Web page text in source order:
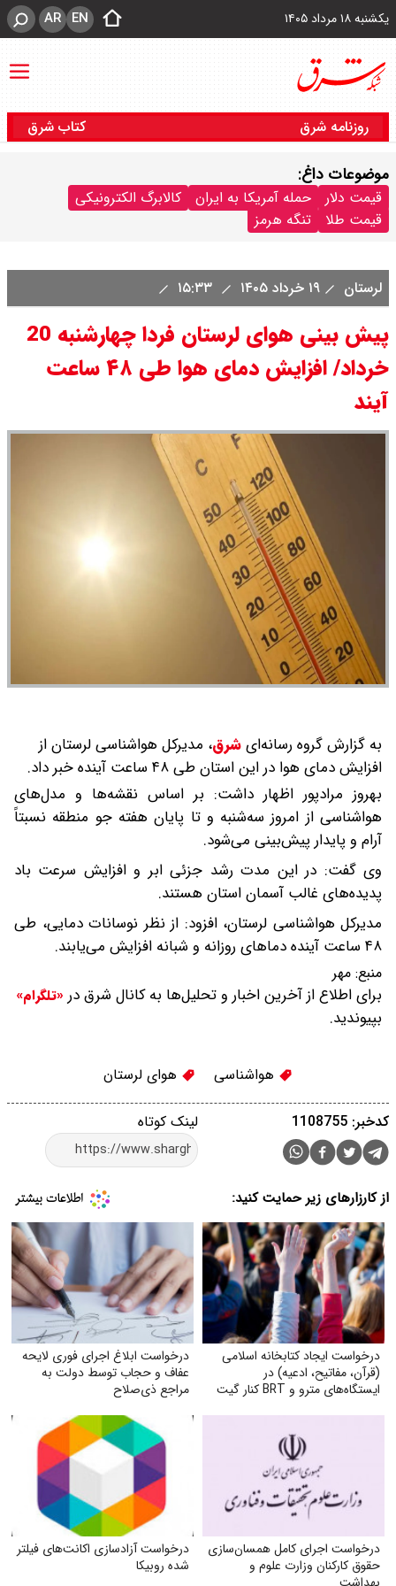
یکشنبه ۱۸ مرداد ۱۴۰۵ EN
AR
روزنامه شرق کتاب شرق
موضوعات داغ:
قیمت دلار حمله آمریکا به ایران
کالابرگ الکترونیکی
قیمت طلا
تنگه هرمز
لرستان ۱۹ خرداد ۱۴۰۵
پیش بینی هوای لرستان فردا چهارشنبه 20
خرداد/ افزایش دمای هوا طی ۴۸ ساعت
آیند
به گزارش گروه رسانه‌ایشرق، مدیرکل هواشناسی لرستان از
افزایش دمای هوا در این استان طی ۴۸ ساعت آینده خبر داد.
بهروز مرادپور اظهار داشت: بر اساس نقشه‌ها و مدل‌های
هواشناسی از امروز سه‌شنبه و تا پایان هفته جو منطقه نسبتاً
آرام و پایدار پیش‌بینی می‌شود.
وی گفت: در این مدت رشد جزئی ابر و افزایش سرعت باد
پدیده‌های غالب آسمان استان هستند.
مدیرکل هواشناسی لرستان، افزود: از نظر نوسانات دمایی، طی
۴۸ ساعت آینده دماهای روزانه و شبانه افزایش می‌یابند.
منبع: مهر
برای اطلاع از آخرین اخبار و تحلیل‌ها به کانال شرق در «تلگرام»
بپیوندید.
هواشناسی هوای لرستان
لینک کوتاه کدخبر: 1108755
از کارزارهای زیر حمایت کنید:
درخواست ایجاد کتابخانه اسلامی
(قرآن، مفاتیح، ادعیه) در
ایستگاه‌های مترو و BRT کنار گیت
درخواست ابلاغ اجرای فوری لایحه
عفاف و حجاب توسط دولت به
مراجع ذی‌صلاح
درخواست اجرای کامل همسان‌سازی
حقوق کارکنان وزارت علوم و
درخواست آزادسازی اکانت‌های فیلتر
شده روبیکا